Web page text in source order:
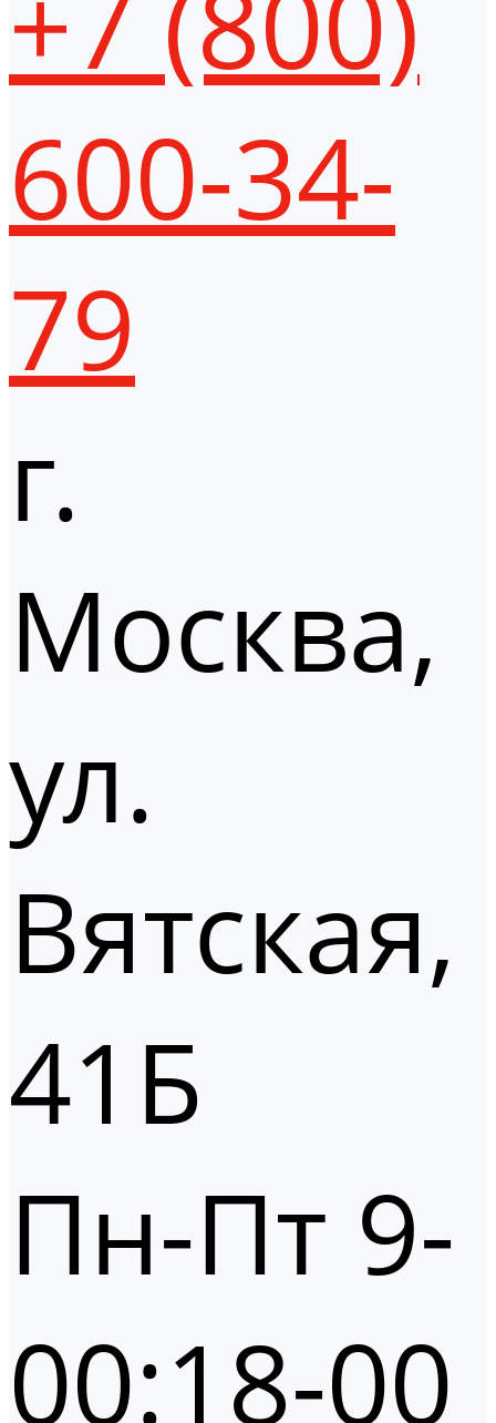
600-34-
79
г.
Москва,
ул.
Вятская,
41Б
Пн-Пт 9-
00:18-00